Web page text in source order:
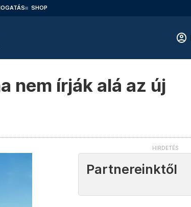
SHOP
nem írják alá az új
Partnereinktől